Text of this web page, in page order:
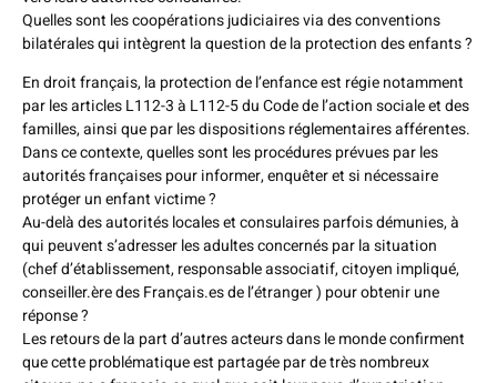
Quelles sont les coopérations judiciaires via des conventions
bilatérales qui intègrent la question de la protection des enfants ?
En droit français, la protection de l’enfance est régie notamment
par les articles L112-3 à L112-5 du Code de l’action sociale et des
familles, ainsi que par les dispositions réglementaires afférentes.
Dans ce contexte, quelles sont les procédures prévues par les
autorités françaises pour informer, enquêter et si nécessaire
protéger un enfant victime ?
Au-delà des autorités locales et consulaires parfois démunies, à
qui peuvent s’adresser les adultes concernés par la situation
(chef d’établissement, responsable associatif, citoyen impliqué,
conseiller.ère des Français.es de l’étranger ) pour obtenir une
réponse ?
Les retours de la part d’autres acteurs dans le monde confirment
que cette problématique est partagée par de très nombreux